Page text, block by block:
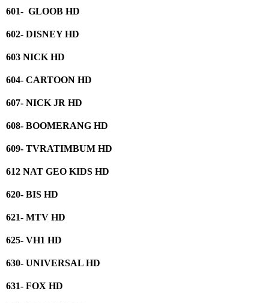
601- GLOOB HD
602- DISNEY HD
603 NICK HD
604- CARTOON HD
607- NICK JR HD
608- BOOMERANG HD
609- TVRATIMBUM HD
612 NAT GEO KIDS HD
620- BIS HD
621- MTV HD
625- VH1 HD
630- UNIVERSAL HD
631- FOX HD